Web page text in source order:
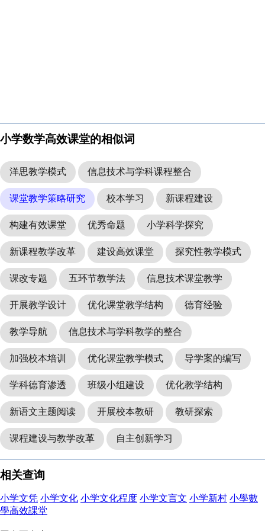
小学数学高效课堂的相似词
洋思教学模式 信息技术与学科课程整合
课堂教学策略研究 校本学习 新课程建设
构建有效课堂 优秀命题 小学科学探究
新课程教学改革 建设高效课堂 探究性教学模式
课改专题 五环节教学法 信息技术课堂教学
开展教学设计 优化课堂教学结构 德育经验
教学导航 信息技术与学科教学的整合
加强校本培训 优化课堂教学模式 导学案的编写
学科德育渗透 班级小组建设 优化教学结构
新语文主题阅读 开展校本教研 教研探索
课程建设与教学改革 自主创新学习
相关查询
小学文凭 小学文化 小学文化程度 小学文言文 小学新村 小學數
學高效課堂